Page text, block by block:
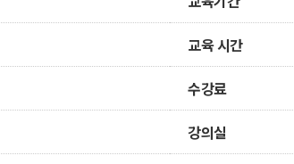
교육 시간
수강료
강의실